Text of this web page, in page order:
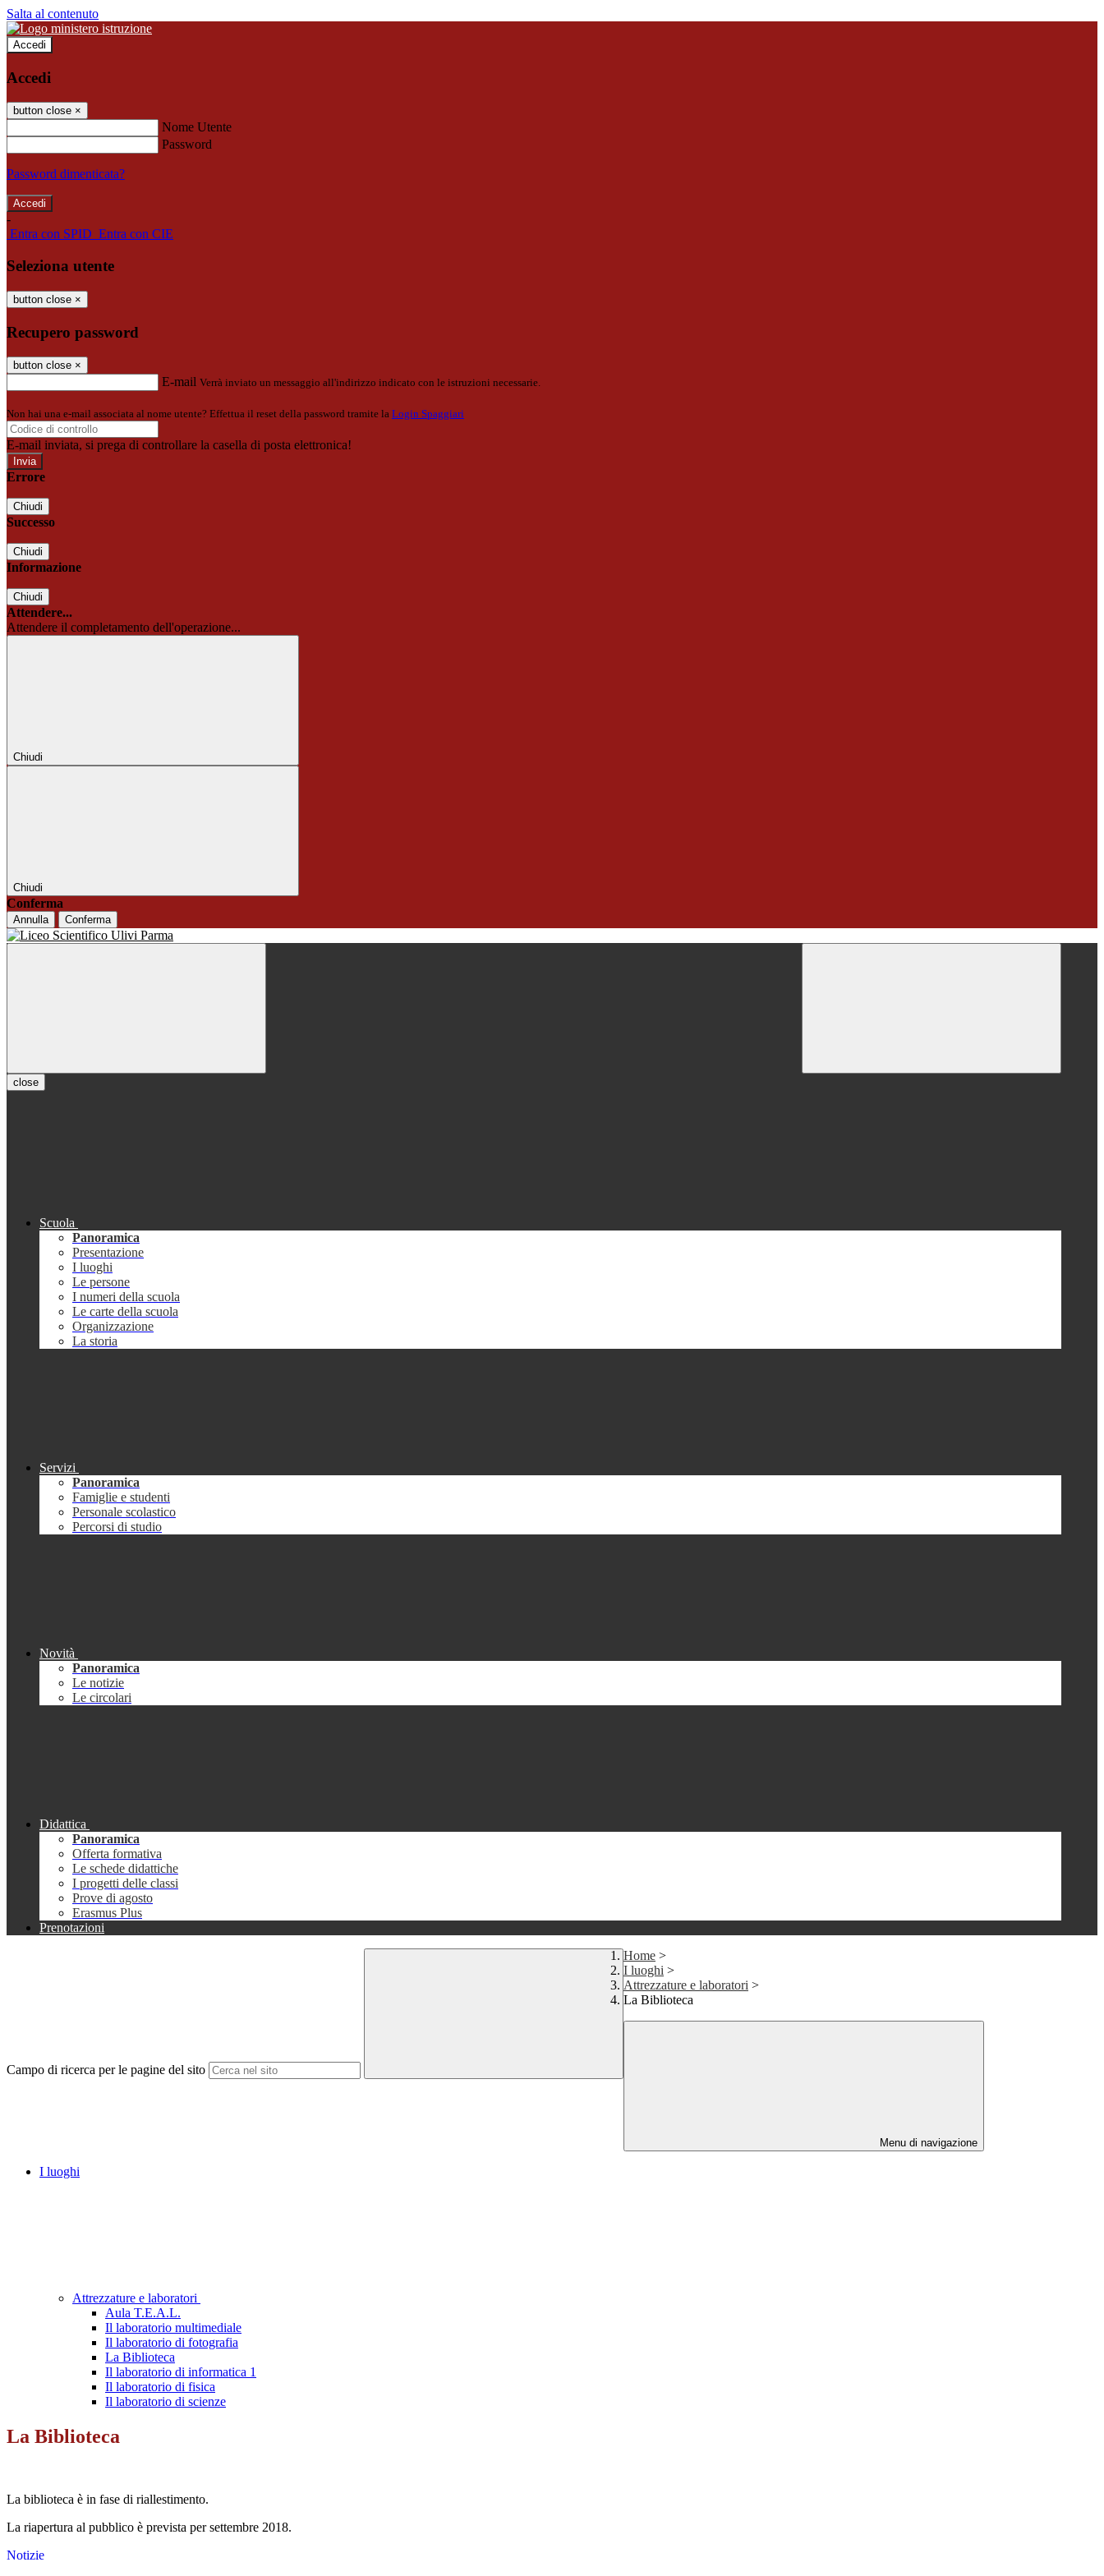
Salta al contenuto
Accedi
Accedi
button close ×
Nome Utente
Password
Password dimenticata?
-
Entra con SPID Entra con CIE
Seleziona utente
button close ×
Recupero password
button close ×
E-mail Verrà inviato un messaggio all'indirizzo indicato con le istruzioni necessarie.
Non hai una e-mail associata al nome utente? Effettua il reset della password tramite la Login Spaggiari
E-mail inviata, si prega di controllare la casella di posta elettronica!
Errore
Chiudi
Successo
Chiudi
Informazione
Chiudi
Attendere...
Attendere il completamento dell'operazione...
Chiudi
Chiudi
Conferma
Annulla Conferma
close
Scuola
Panoramica
Presentazione
I luoghi
Le persone
I numeri della scuola
Le carte della scuola
Organizzazione
La storia
Servizi
Panoramica
Famiglie e studenti
Personale scolastico
Percorsi di studio
Novità
Panoramica
Le notizie
Le circolari
Didattica
Panoramica
Offerta formativa
Le schede didattiche
I progetti delle classi
Prove di agosto
Erasmus Plus
Prenotazioni
Campo di ricerca per le pagine del sito
Home >
I luoghi >
Attrezzature e laboratori >
La Biblioteca
Menu di navigazione
I luoghi
Attrezzature e laboratori
Aula T.E.A.L.
Il laboratorio multimediale
Il laboratorio di fotografia
La Biblioteca
Il laboratorio di informatica 1
Il laboratorio di fisica
Il laboratorio di scienze
La Biblioteca
La biblioteca è in fase di riallestimento.
La riapertura al pubblico è prevista per settembre 2018.
Notizie